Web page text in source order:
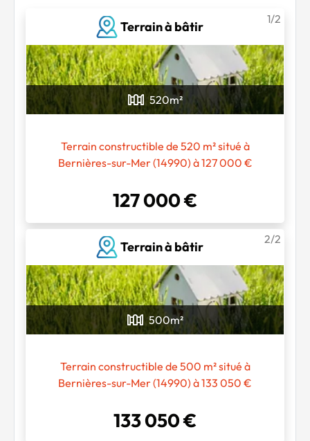
Chargement...
Terrain à bâtir
1/2
520m²
Terrain constructible de 520 m² situé à
Bernières-sur-Mer (14990) à 127 000 €
127 000 €
Terrain à bâtir
2/2
500m²
Terrain constructible de 500 m² situé à
Bernières-sur-Mer (14990) à 133 050 €
133 050 €